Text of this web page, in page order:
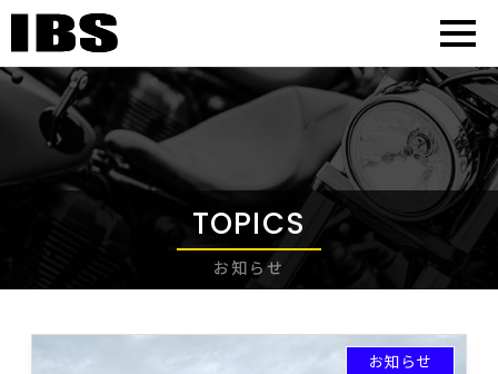
TOPICS
お知らせ
お知らせ